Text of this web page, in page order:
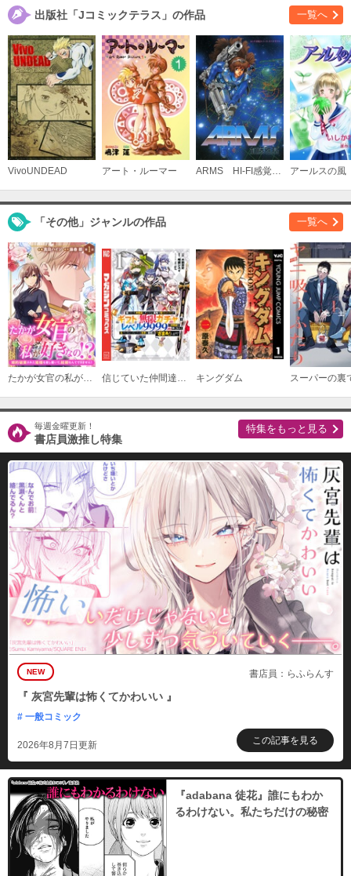
出版社「Jコミックテラス」の作品 一覧へ
VivoUNDEAD アート・ルーマー ARMS HI-FI感覚スペース・スペクタクル アールスの風
「その他」ジャンルの作品 一覧へ
たかが女官の私が好きなの！？ 婚約破棄された姫様を差し置いて、結婚なんてできません！ 信じていた仲間達にダンジョン奥地で殺されかけたがギフト『無限ガチャ』でレベル９９９９の仲間達を手に入れて元パーティーメンバーと世界に復讐＆『ざまぁ！』します！ キングダム
毎週金曜更新！
書店員激推し特集
特集をもっと見る
NEW 書店員：らふらんす
『 灰宮先輩は怖くてかわいい 』
# 一般コミック
2026年8月7日更新 この記事を見る
『adabana 徒花』誰にもわか
るわけない。私たちだけの秘密